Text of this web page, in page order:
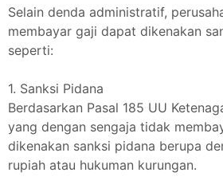
Selain denda administratif,
membayar gaji dapat dikenakan
seperti:
1. Sanksi Pidana
Berdasarkan Pasal 185 UU
yang dengan sengaja tidak
dikenakan sanksi pidana berupa
rupiah atau hukuman kurungan.